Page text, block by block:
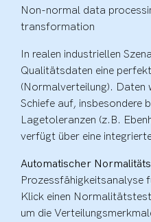
Non-normal data
transformation
In realen industriellen
Qualitätsdaten eine
(Normalverteilung). Daten
Schiefe auf, insbesondere
Lagetoleranzen (z.B.
verfügt über eine
Automatischer
Prozessfähigkeitsanalyse
Klick einen
um die